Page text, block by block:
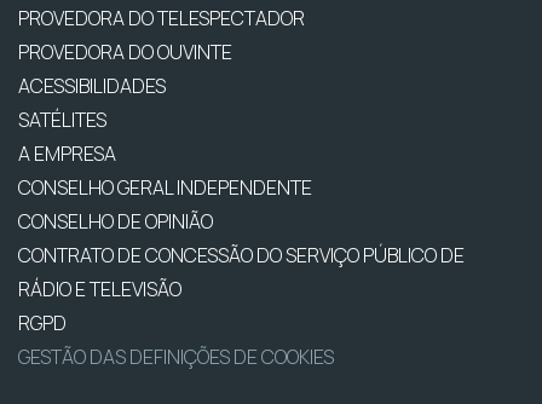
PROVEDORA DO TELESPECTADOR
PROVEDORA DO OUVINTE
ACESSIBILIDADES
SATÉLITES
A EMPRESA
CONSELHO GERAL INDEPENDENTE
CONSELHO DE OPINIÃO
CONTRATO DE CONCESSÃO DO SERVIÇO PÚBLICO DE
RÁDIO E TELEVISÃO
RGPD
GESTÃO DAS DEFINIÇÕES DE COOKIES